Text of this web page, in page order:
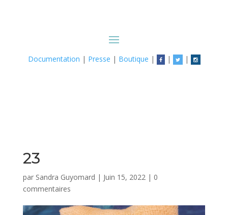
Documentation | Presse | Boutique | | |
23
par Sandra Guyomard | Juin 15, 2022| 0
commentaires